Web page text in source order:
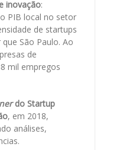
inovação:
PIB local no setor
de startups
São Paulo. Ao
de
mil empregos
do Startup
, em 2018,
análises,